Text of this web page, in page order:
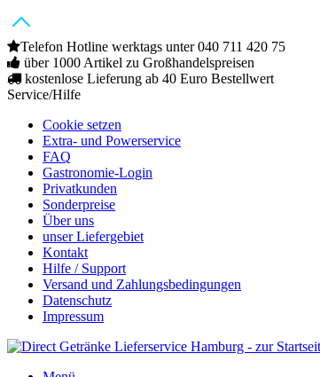
Telefon Hotline werktags unter 040 711 420 75
über 1000 Artikel zu Großhandelspreisen
kostenlose Lieferung ab 40 Euro Bestellwert
Service/Hilfe
Cookie setzen
Extra- und Powerservice
FAQ
Gastronomie-Login
Privatkunden
Sonderpreise
Über uns
unser Liefergebiet
Kontakt
Hilfe / Support
Versand und Zahlungsbedingungen
Datenschutz
Impressum